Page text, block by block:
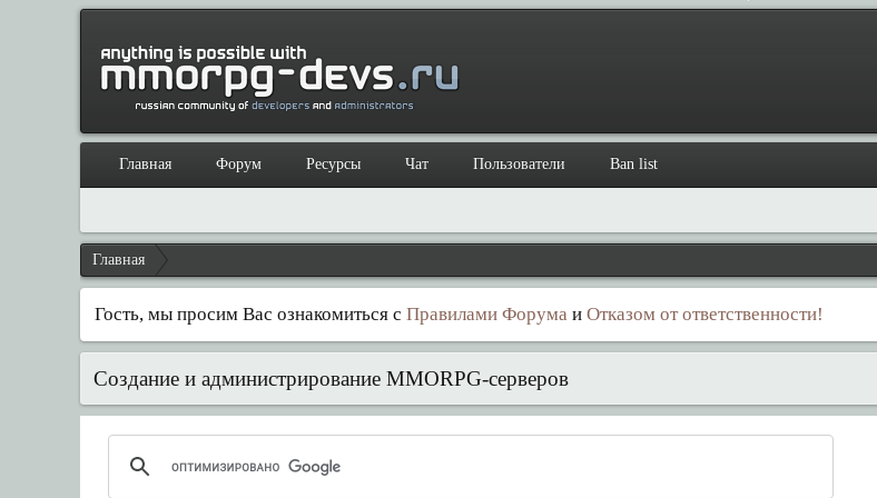
Главная
Гость, мы просим Вас ознакомиться сПравилами Форума иОтказом от ответственности!
Создание и администрирование MMORPG-серверов
Главная Форум Ресурсы Чат Пользователи Ban list